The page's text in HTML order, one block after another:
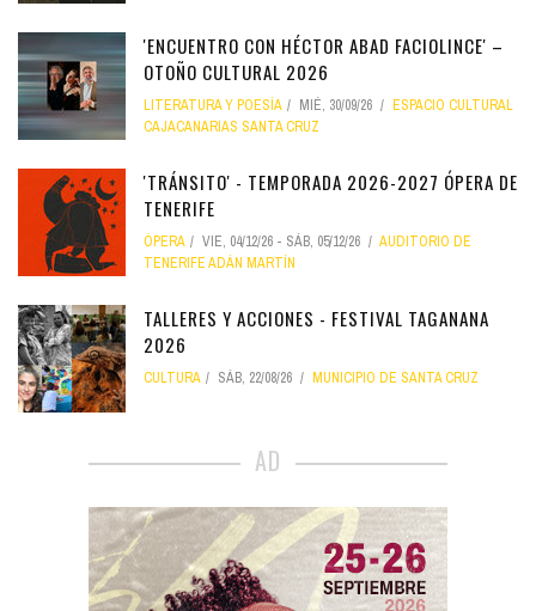
'ENCUENTRO CON HÉCTOR ABAD FACIOLINCE' –
OTOÑO CULTURAL 2026
LITERATURA Y POESÍA MIÉ, 30/09/26
ESPACIO CULTURAL
CAJACANARIAS SANTA CRUZ
'TRÁNSITO' - TEMPORADA 2026-2027 ÓPERA DE
TENERIFE
ÓPERA VIE, 04/12/26 - SÁB, 05/12/26
AUDITORIO DE
TENERIFE ADÁN MARTÍN
TALLERES Y ACCIONES - FESTIVAL TAGANANA
2026
CULTURA SÁB, 22/08/26 MUNICIPIO DE SANTA CRUZ
AD